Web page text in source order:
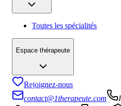
Toutes les spécialités
Espace thérapeute
Rejoignez-nous
contact@1therapeute.com